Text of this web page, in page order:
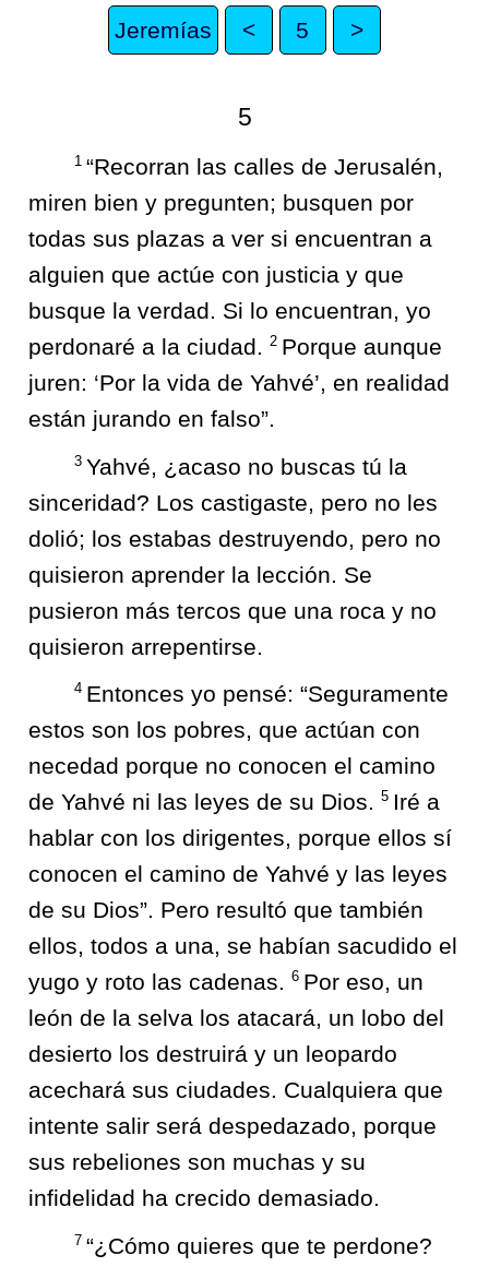
Jeremías < 5 >
5
1 “Recorran las calles de Jerusalén,
miren bien y pregunten; busquen por
todas sus plazas a ver si encuentran a
alguien que actúe con justicia y que
busque la verdad. Si lo encuentran, yo
perdonaré a la ciudad. 2 Porque aunque
juren: ‘Por la vida de Yahvé’, en realidad
están jurando en falso”.
3 Yahvé, ¿acaso no buscas tú la
sinceridad? Los castigaste, pero no les
dolió; los estabas destruyendo, pero no
quisieron aprender la lección. Se
pusieron más tercos que una roca y no
quisieron arrepentirse.
4 Entonces yo pensé: “Seguramente
estos son los pobres, que actúan con
necedad porque no conocen el camino
de Yahvé ni las leyes de su Dios. 5 Iré a
hablar con los dirigentes, porque ellos sí
conocen el camino de Yahvé y las leyes
de su Dios”. Pero resultó que también
ellos, todos a una, se habían sacudido el
yugo y roto las cadenas. 6 Por eso, un
león de la selva los atacará, un lobo del
desierto los destruirá y un leopardo
acechará sus ciudades. Cualquiera que
intente salir será despedazado, porque
sus rebeliones son muchas y su
infidelidad ha crecido demasiado.
7 “¿Cómo quieres que te perdone?